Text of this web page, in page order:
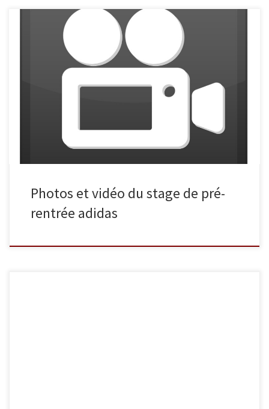
Du 28/08/2013 au 01/09/2013 un stage de préparation et de
perfectionnement dédié aux minimes, cadets, juniors, séniors et
vétérans compétiteurs a eu lieu à Sucy. Les photos prises lors de
ce stage sont en ligne dans notre galerie de photos, rubrique
Photos et vidéo du stage de pré-
rentrée adidas